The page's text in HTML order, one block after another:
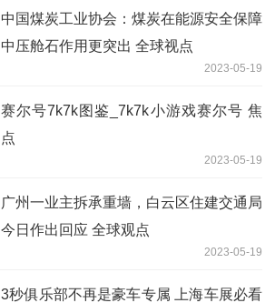
中国煤炭工业协会：煤炭在能源安全保障
中压舱石作用更突出 全球视点
2023-05-19
赛尔号7k7k图鉴_7k7k小游戏赛尔号 焦
点
2023-05-19
广州一业主拆承重墙，白云区住建交通局
今日作出回应 全球观点
2023-05-19
3秒俱乐部不再是豪车专属 上海车展必看